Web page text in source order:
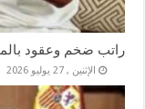
راتب ضخم وعقود
الإثنين , 27 يوليو 2026